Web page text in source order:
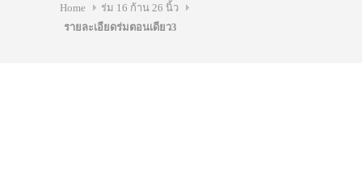
Home
ร่ม 16 ก้าน 26 นิ้ว
รายละเอียดร่มตอนเดียว3